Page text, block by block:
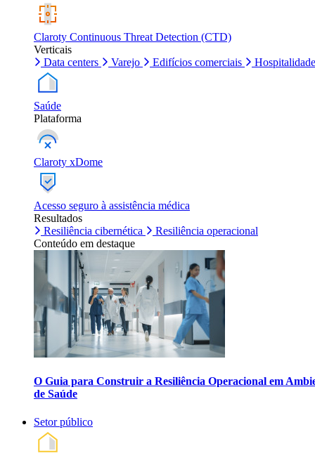
Claroty Continuous Threat Detection (CTD)
Verticais
Data centers
Varejo Edifícios comerciais Hospitalidade
Saúde
Plataforma
Claroty xDome
Acesso seguro à assistência médica
Resultados
Resiliência cibernética
Resiliência operacional
Conteúdo em destaque
O Guia para Construir a Resiliência Operacional em
de Saúde
Setor público